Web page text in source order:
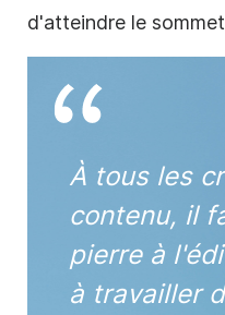
d'atteindre le
À tous les
contenu, il
pierre à
à travailler